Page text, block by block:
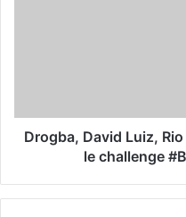
Drogba, David Luiz,
le challenge